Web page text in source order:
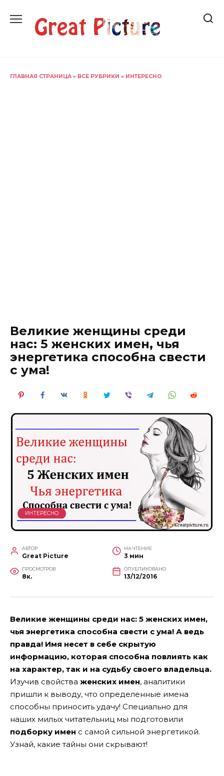
содержанию
ГЛАВНАЯ СТРАНИЦА » ВСЕ РУБРИКИ » ИНТЕРЕСНО
Великие женщины среди
нас: 5 женских имен, чья
энергетика способна свести
с ума!
ИНТЕРЕСНО
АВТОР
Great Picture
НА ЧТЕНИЕ
3 мин
ПРОСМОТРОВ
8к.
ОПУБЛИКОВАНО
13/12/2016
Великие женщины среди нас: 5 женских имен,
чья энергетика способна свести с ума! А ведь
правда! Имя несет в себе скрытую
информацию, которая способна повлиять как
на характер, так и на судьбу своего владельца.
Изучив свойства женских имен, аналитики
пришли к выводу, что определенные имена
способны приносить удачу! Специально для
наших милых читательниц мы подготовили
подборку имен с самой сильной энергетикой.
Узнай, какие тайны они скрывают!